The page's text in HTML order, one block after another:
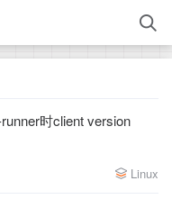
时client version
Linux